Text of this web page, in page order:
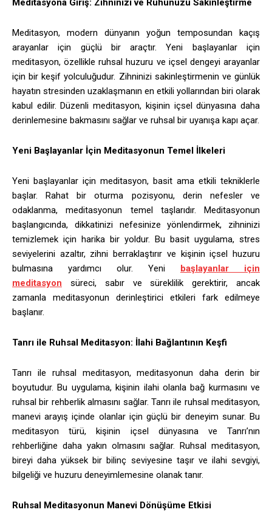
Meditasyona Giriş: Zihninizi ve Ruhunuzu Sakinleştirme
Meditasyon, modern dünyanın yoğun temposundan kaçış
arayanlar için güçlü bir araçtır. Yeni başlayanlar için
meditasyon, özellikle ruhsal huzuru ve içsel dengeyi arayanlar
için bir keşif yolculuğudur. Zihninizi sakinleştirmenin ve günlük
hayatın stresinden uzaklaşmanın en etkili yollarından biri olarak
kabul edilir. Düzenli meditasyon, kişinin içsel dünyasına daha
derinlemesine bakmasını sağlar ve ruhsal bir uyanışa kapı açar.
Yeni Başlayanlar İçin Meditasyonun Temel İlkeleri
Yeni başlayanlar için meditasyon, basit ama etkili tekniklerle
başlar. Rahat bir oturma pozisyonu, derin nefesler ve
odaklanma, meditasyonun temel taşlarıdır. Meditasyonun
başlangıcında, dikkatinizi nefesinize yönlendirmek, zihninizi
temizlemek için harika bir yoldur. Bu basit uygulama, stres
seviyelerini azaltır, zihni berraklaştırır ve kişinin içsel huzuru
bulmasına yardımcı olur. Yeni başlayanlar için
meditasyon süreci, sabır ve süreklilik gerektirir, ancak
zamanla meditasyonun derinleştirici etkileri fark edilmeye
başlanır.
Tanrı ile Ruhsal Meditasyon: İlahi Bağlantının Keşfi
Tanrı ile ruhsal meditasyon, meditasyonun daha derin bir
boyutudur. Bu uygulama, kişinin ilahi olanla bağ kurmasını ve
ruhsal bir rehberlik almasını sağlar. Tanrı ile ruhsal meditasyon,
manevi arayış içinde olanlar için güçlü bir deneyim sunar. Bu
meditasyon türü, kişinin içsel dünyasına ve Tanrı’nın
rehberliğine daha yakın olmasını sağlar. Ruhsal meditasyon,
bireyi daha yüksek bir bilinç seviyesine taşır ve ilahi sevgiyi,
bilgeliği ve huzuru deneyimlemesine olanak tanır.
Ruhsal Meditasyonun Manevi Dönüşüme Etkisi